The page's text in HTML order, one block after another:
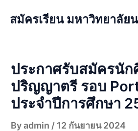
สมัครเรียน มหาวิทยาลัย
ประกาศรับสมัครนัก
ปริญญาตรี รอบ
ประจำปีการศึกษา
Byadmin / 12 กันยายน 2024